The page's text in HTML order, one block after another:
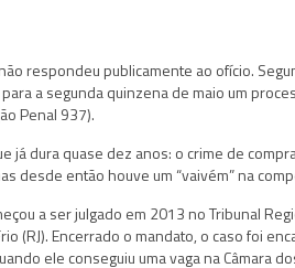
respondeu publicamente ao ofício.
a segunda quinzena de maio um
Penal 937).
já dura quase dez anos: o crime de
desde então houve um “vaivém” na
a ser julgado em 2013 no Tribunal
(RJ). Encerrado o mandato, o caso foi
ele conseguiu uma vaga na Câmara